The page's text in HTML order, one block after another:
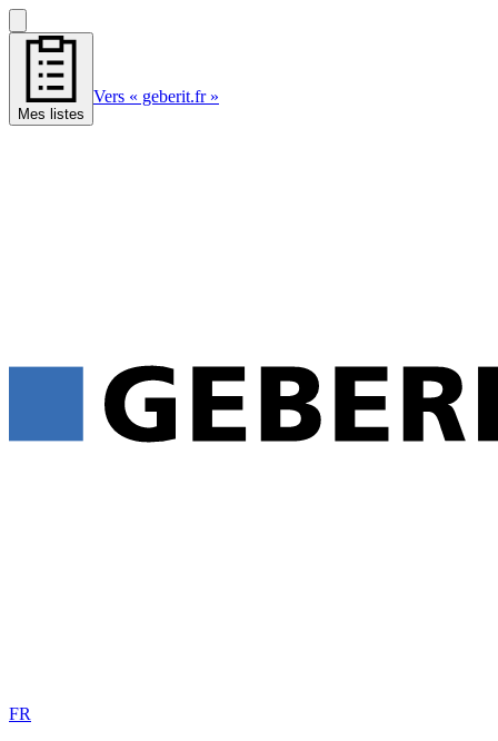
Mes listes
Vers « geberit.fr »
FR